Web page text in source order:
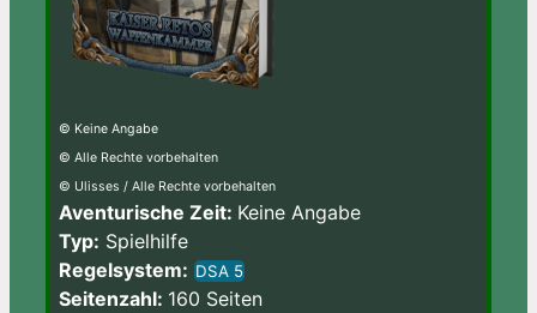
© Keine Angabe
© Alle Rechte vorbehalten
© Ulisses / Alle Rechte vorbehalten
Aventurische Zeit: Keine Angabe
Typ: Spielhilfe
Regelsystem: DSA 5
Seitenzahl: 160 Seiten